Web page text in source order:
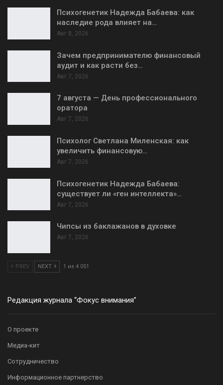
Психогенетик Надежда Бабаева: как
наследие рода влияет на…
Авг 8, 2026
Зачем предпринимателю финансовый
аудит и как расти без…
Авг 7, 2026
7 августа — День профессионального
оратора
Авг 7, 2026
Психолог Светлана Миленская: как
увеличить финансовую…
Авг 7, 2026
Психогенетик Надежда Бабаева:
существует ли «ген интеллекта»…
Авг 7, 2026
Чипсы из баклажанов в духовке
Авг 7, 2026
PREV NEXT 1 из 4 051
Редакция журнала “Фокус внимания”
О проекте
Медиа-кит
Сотрудничество
Информационное партнерство